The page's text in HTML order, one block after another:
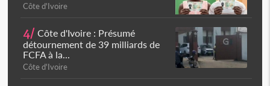
Côte d'Ivoire
4/ Côte d'Ivoire : Présumé
détournement de 39 milliards de
FCFA à la...
Côte d'Ivoire